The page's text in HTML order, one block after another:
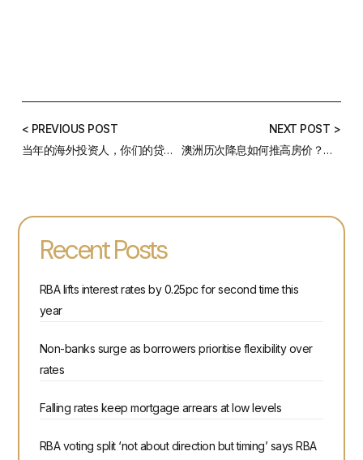
< PREVIOUS POST
当年的海外投资人，你们的贷款利率还好吗？
NEXT POST >
澳洲历次降息如何推高房价？历史是否将重演？
Recent Posts
RBA lifts interest rates by 0.25pc for second time this
year
Non-banks surge as borrowers prioritise flexibility over
rates
Falling rates keep mortgage arrears at low levels
RBA voting split ‘not about direction but timing’ says RBA